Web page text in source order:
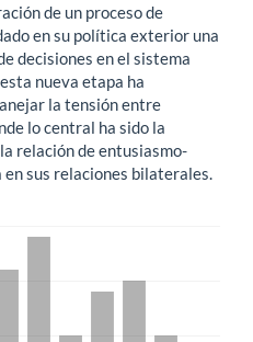
de un proceso de
en su política exterior una
decisiones en el sistema
nueva etapa ha
la tensión entre
lo central ha sido la
relación de entusiasmo-
sus relaciones bilaterales.